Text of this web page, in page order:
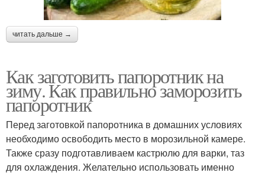
читать дальше →
Как заготовить папоротник на
зиму. Как правильно заморозить
папоротник
Перед заготовкой папоротника в домашних условиях
необходимо освободить место в морозильной камере.
Также сразу подготавливаем кастрюлю для варки, таз
для охлаждения. Желательно использовать именно